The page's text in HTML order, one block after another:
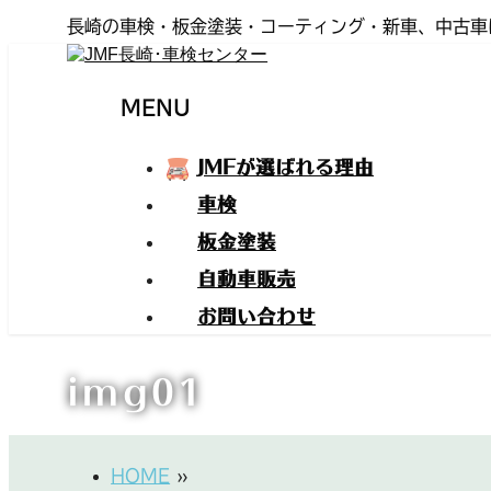
長崎の車検・板金塗装・コーティング・新車、中古車
MENU
す
JMFが選ばれる理由
車検
板金塗装
自動車販売
お問い合わせ
img01
HOME »